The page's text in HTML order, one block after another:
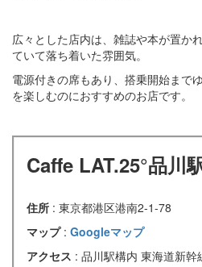
広々とした店内は、雑誌や本が置か
ていて落ち着いた雰囲気。
電源付きの席もあり、搭乗開始まで
を楽しむのにおすすめのお店です。
Caffe LAT.25°品川
住所 : 東京都港区港南2-1-78
マップ : Googleマップ
アクセス : 品川駅構内 東海道新幹